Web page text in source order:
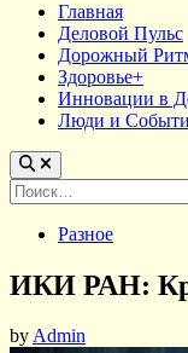
Главная
Деловой Пульс
Дорожный
Здоровье+
Инновации в
Люди и
Найти:
PostedРазное
ИКИ РАН:
byAdmin